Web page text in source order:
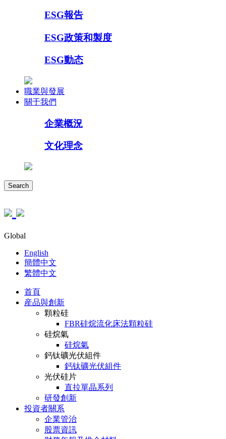
ESG報告
ESG政策和製度
ESG動态
職業與發展
關于我們
企業概況
文化理念
Search
Global
English
簡體中文
繁體中文
首頁
産品與創新
顆粒硅
FBR硅烷流化床法顆粒硅
硅烷氣
硅烷氣
鈣钛礦光伏組件
鈣钛礦光伏組件
光伏硅片
直拉單晶系列
研發創新
投資者關系
企業管治
股票資訊